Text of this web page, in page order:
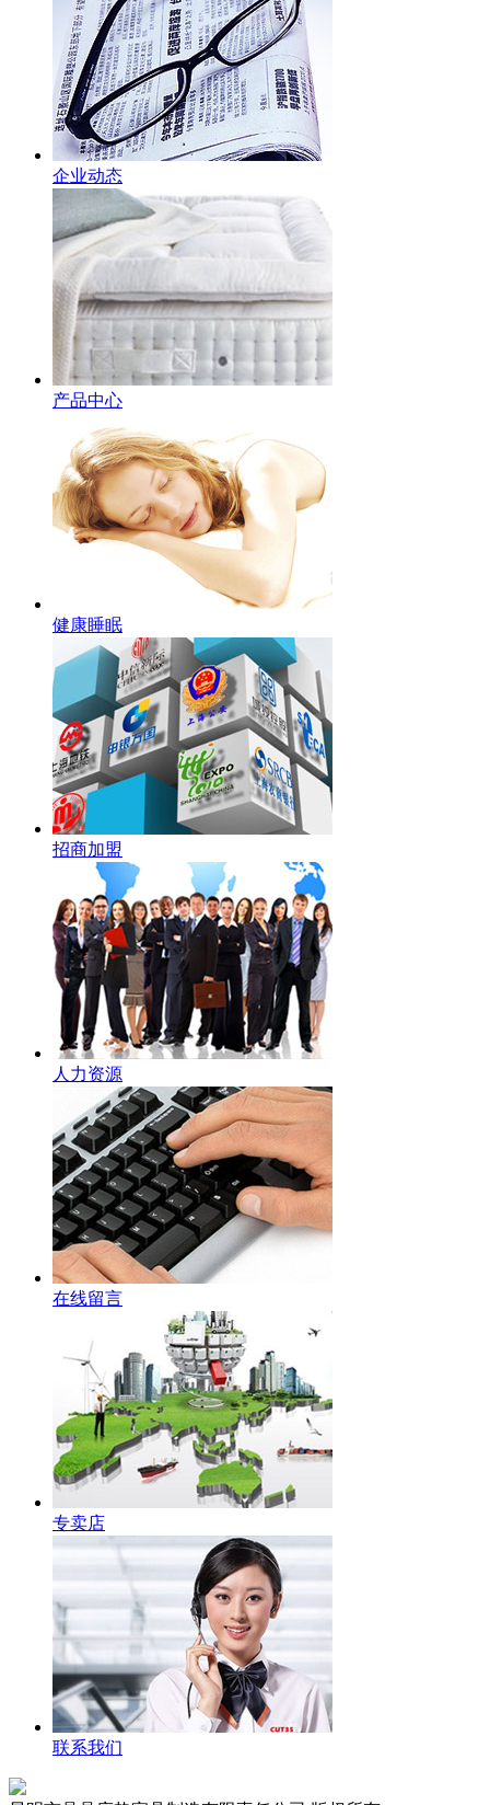
企业动态
产品中心
健康睡眠
招商加盟
人力资源
在线留言
专卖店
联系我们